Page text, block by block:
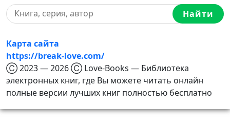
Найти
Карта сайта
https://break-love.com/
Ⓒ 2023 — 2026 Ⓒ Love-Books — Библиотека
электронных книг, где Вы можете читать онлайн
полные версии лучших книг полностью бесплатно